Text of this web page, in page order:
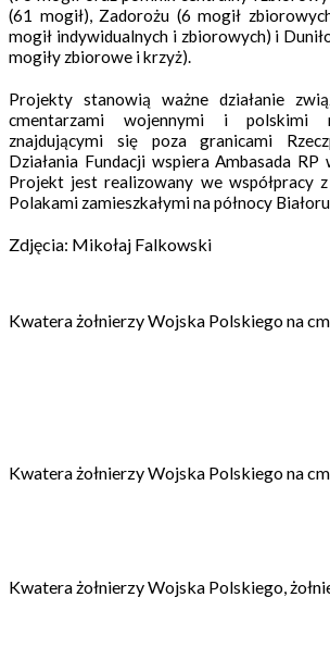
(61 mogił), Zadorożu (6 mogił
mogił indywidualnych i zbiorowych) i
mogiły zbiorowe i krzyż).
Projekty stanowią ważne działanie
cmentarzami wojennymi i polskimi
znajdującymi się poza granicami
Działania Fundacji wspiera Ambasada
Projekt jest realizowany we współpracy
Polakami zamieszkałymi na północy
Zdjęcia: Mikołaj Falkowski
Kwatera żołnierzy Wojska Polskiego na
Kwatera żołnierzy Wojska Polskiego na
Kwatera żołnierzy Wojska Polskiego,